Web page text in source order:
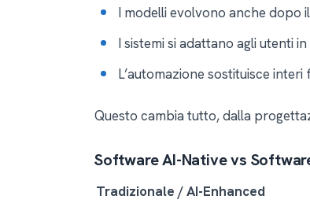
I modelli evolvono anche dopo
I sistemi si adattano agli utenti
L’automazione sostituisce interi
Questo cambia tutto, dalla
Software AI-Native vs
Tradizionale / AI-Enhanced